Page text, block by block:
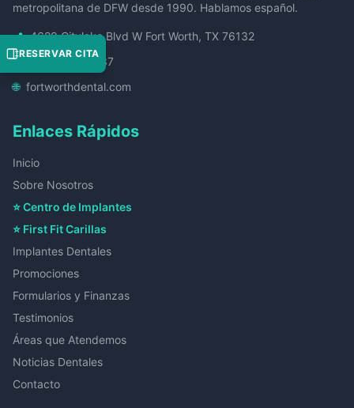
metropolitana de DFW desde 1990. Hablamos español.
📍 4620 Citylake Blvd W Fort Worth, TX 76132
📞 (817) 985-3337
🌐 fortworthdental.com
Enlaces Rápidos
Inicio
Sobre Nosotros
⭐ Centro de Implantes
⭐ First Fit Carillas
Implantes Dentales
Promociones
Formularios y Finanzas
Testimonios
Áreas que Atendemos
Noticias Dentales
Contacto
RESERVAR CITA